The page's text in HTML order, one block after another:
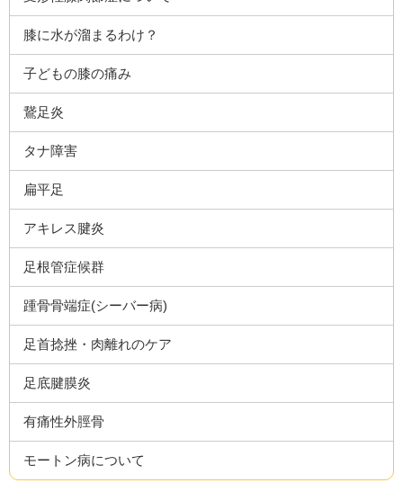
膝に水が溜まるわけ？
子どもの膝の痛み
鵞足炎
タナ障害
扁平足
アキレス腱炎
足根管症候群
踵骨骨端症(シーバー病)
足首捻挫・肉離れのケア
足底腱膜炎
有痛性外脛骨
モートン病について